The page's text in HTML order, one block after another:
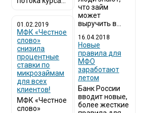
01.02.2019
МФК «Честное
слово»
снизила
процентные
ставки по
микрозаймам
для всех
клиентов!
МФК «Честное
слово»
что займ
может
выручить в...
16.04.2018
Новые
правила для
МФО
заработают
летом
Банк России
вводит новые,
более жесткие